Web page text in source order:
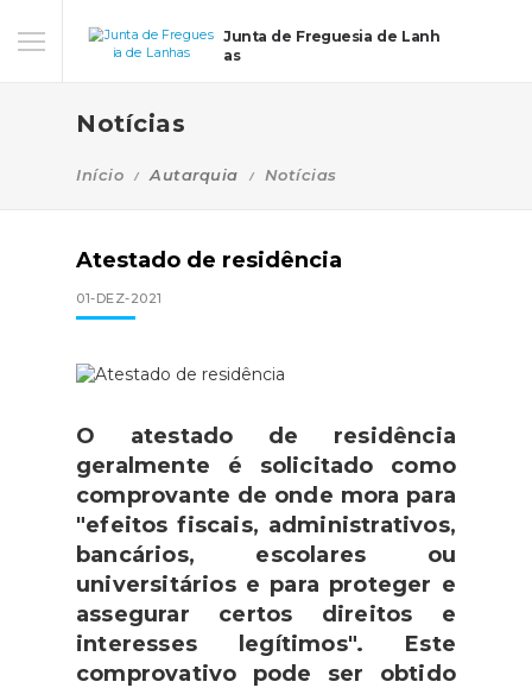
Junta de Freguesia de Lanh
as
Notícias
Início Autarquia Notícias
Atestado de residência
01-DEZ-2021
O atestado de residência
geralmente é solicitado como
comprovante de onde mora para
"efeitos fiscais, administrativos,
bancários, escolares ou
universitários e para proteger e
assegurar certos direitos e
interesses legítimos". Este
comprovativo pode ser obtido